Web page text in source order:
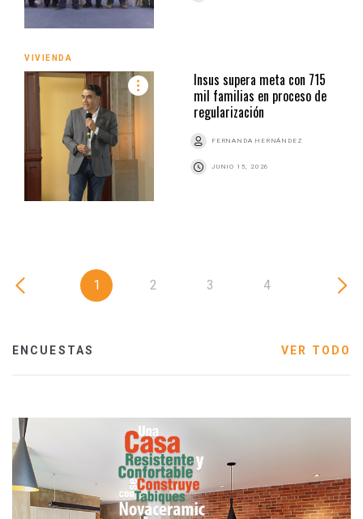
VIVIENDA
Insus supera meta con 715
mil familias en proceso de
regularización
FERNANDA HERNÁNDEZ
JUNIO 15, 2026
1 2 3 4
ENCUESTAS VER TODO